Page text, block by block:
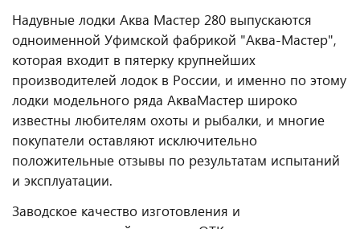
Надувные лодки Аква Мастер 280 выпускаются
одноименной Уфимской фабрикой "Аква-Мастер",
которая входит в пятерку крупнейших
производителей лодок в России, и именно по этому
лодки модельного ряда АкваМастер широко
известны любителям охоты и рыбалки, и многие
покупатели оставляют исключительно
положительные отзывы по результатам испытаний
и эксплуатации.
Заводское качество изготовления и